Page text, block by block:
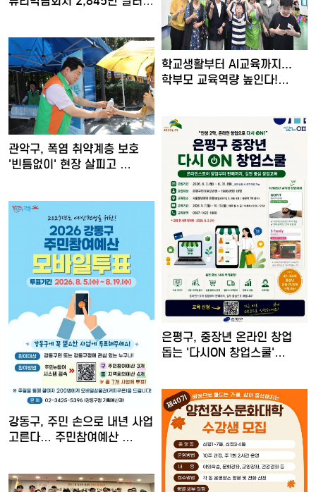
학교생활부터 AI교육까지...
학부모 교육역량 높인다!…
관악구, 폭염 취약계층 보호
'빈틈없이' 현장 살피고 …
은평구, 중장년 온라인 창업
돕는 '다시ON 창업스쿨'…
강동구, 주민 손으로 내년 사업
고른다… 주민참여예산 …